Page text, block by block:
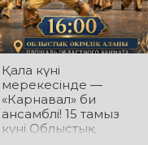
Қала күні
мерекесінде —
«Карнавал» би
ансамблі! 15 тамыз
күні Облыстық